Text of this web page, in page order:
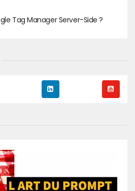
Tag Manager Server-Side ?